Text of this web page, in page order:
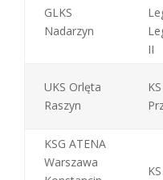
GLKS
Nadarzyn
II
UKS Orlęta
Raszyn
KSG ATENA
Warszawa